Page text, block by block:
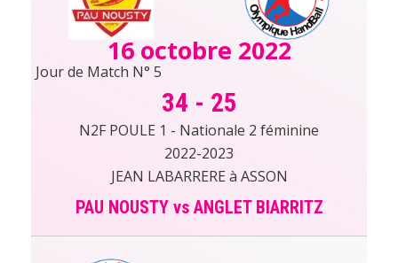
16 octobre 2022
Jour de Match N° 5
34 - 25
N2F POULE 1 - Nationale 2 féminine
2022-2023
JEAN LABARRERE à ASSON
PAU NOUSTY vs ANGLET BIARRITZ